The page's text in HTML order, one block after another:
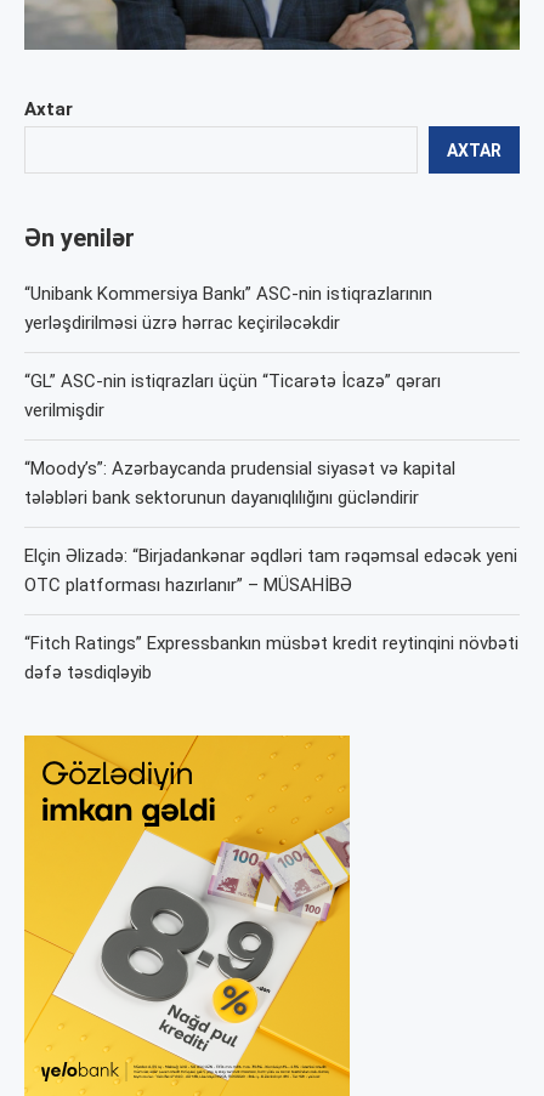
Axtar
AXTAR
Ən yenilər
“Unibank Kommersiya Bankı” ASC-nin istiqrazlarının
yerləşdirilməsi üzrə hərrac keçiriləcəkdir
“GL” ASC-nin istiqrazları üçün “Ticarətə İcazə” qərarı
verilmişdir
“Moody’s”: Azərbaycanda prudensial siyasət və kapital
tələbləri bank sektorunun dayanıqlılığını gücləndirir
Elçin Əlizadə: “Birjadankənar əqdləri tam rəqəmsal edəcək yeni
OTC platforması hazırlanır” – MÜSAHİBƏ
“Fitch Ratings” Expressbankın müsbət kredit reytinqini növbəti
dəfə təsdiqləyib